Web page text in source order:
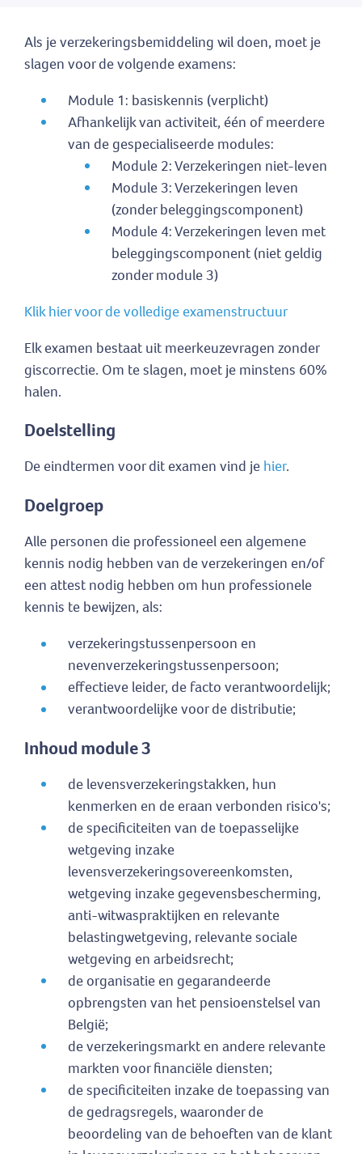
Als je verzekeringsbemiddeling wil doen, moet je
slagen voor de volgende examens:
Module 1: basiskennis (verplicht)
Afhankelijk van activiteit, één of meerdere
van de gespecialiseerde modules:
Module 2: Verzekeringen niet-leven
Module 3: Verzekeringen leven
(zonder beleggingscomponent)
Module 4: Verzekeringen leven met
beleggingscomponent (niet geldig
zonder module 3)
Klik hier voor de volledige examenstructuur
Elk examen bestaat uit meerkeuzevragen zonder
giscorrectie. Om te slagen, moet je minstens 60%
halen.
Doelstelling
De eindtermen voor dit examen vind je hier.
Doelgroep
Alle personen die professioneel een algemene
kennis nodig hebben van de verzekeringen en/of
een attest nodig hebben om hun professionele
kennis te bewijzen, als:
verzekeringstussenpersoon en
nevenverzekeringstussenpersoon;
effectieve leider, de facto verantwoordelijk;
verantwoordelijke voor de distributie;
Inhoud module 3
de levensverzekeringstakken, hun
kenmerken en de eraan verbonden risico's;
de specificiteiten van de toepasselijke
wetgeving inzake
levensverzekeringsovereenkomsten,
wetgeving inzake gegevensbescherming,
anti-witwaspraktijken en relevante
belastingwetgeving, relevante sociale
wetgeving en arbeidsrecht;
de organisatie en gegarandeerde
opbrengsten van het pensioenstelsel van
België;
de verzekeringsmarkt en andere relevante
markten voor financiële diensten;
de specificiteiten inzake de toepassing van
de gedragsregels, waaronder de
beoordeling van de behoeften van de klant